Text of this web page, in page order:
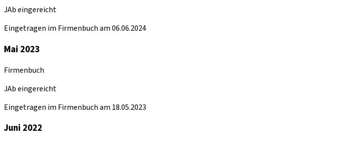
JAb eingereicht
Eingetragen im Firmenbuch am 06.06.2024
Mai 2023
Firmenbuch
JAb eingereicht
Eingetragen im Firmenbuch am 18.05.2023
Juni 2022